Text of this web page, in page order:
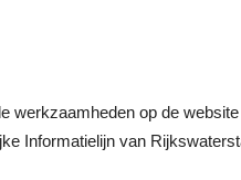
werkzaamheden op de
Informatielijn van